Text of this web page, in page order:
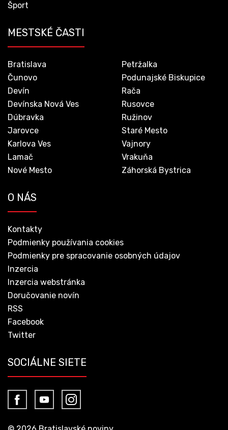
Šport
MESTSKÉ ČASTI
Bratislava
Čunovo
Devín
Devínska Nová Ves
Dúbravka
Jarovce
Karlova Ves
Lamač
Nové Mesto
Petržalka
Podunajské Biskupice
Rača
Rusovce
Ružinov
Staré Mesto
Vajnory
Vrakuňa
Záhorská Bystrica
O NÁS
Kontakty
Podmienky používania cookies
Podmienky pre spracovanie osobných údajov
Inzercia
Inzercia webstránka
Doručovanie novín
RSS
Facebook
Twitter
SOCIÁLNE SIETE